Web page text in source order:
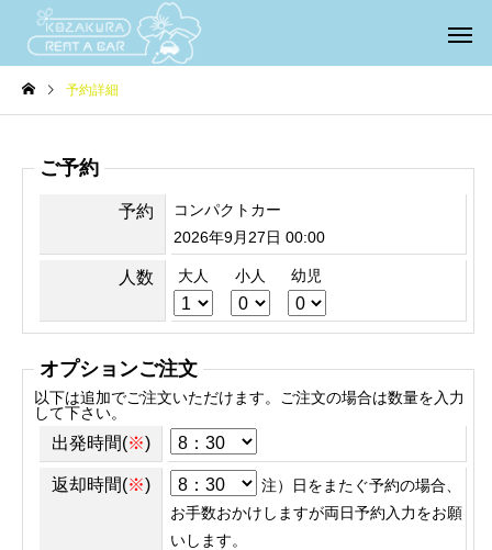
予約詳細
ご予約
予約
コンパクトカー
2026年9月27日 00:00
人数 大人 小人 幼児
オプションご注文
以下は追加でご注文いただけます。ご注文の場合は数量を入力
して下さい。
出発時間(※)
返却時間(※)
注）日をまたぐ予約の場合、
お手数おかけしますが両日予約入力をお願
いします。